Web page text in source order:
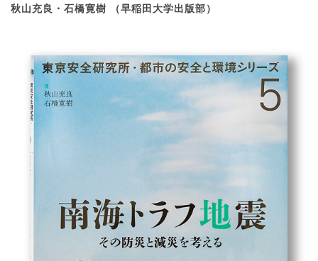
秋山充良・石橋寛樹 （早稲田大学出版部）